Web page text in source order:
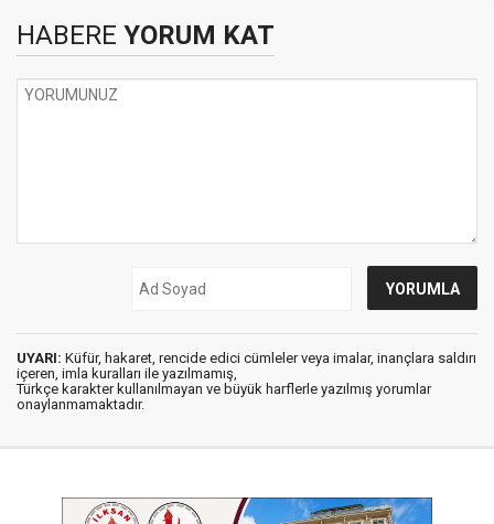
HABERE YORUM KAT
UYARI: Küfür, hakaret, rencide edici cümleler veya imalar, inançlara saldırı
içeren, imla kuralları ile yazılmamış,
Türkçe karakter kullanılmayan ve büyük harflerle yazılmış yorumlar
onaylanmamaktadır.